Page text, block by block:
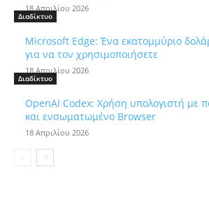
18 Απριλίου 2026
Διαδίκτυο
Microsoft Edge: Ένα εκατομμύριο
για να τον χρησιμοποιήσετε
18 Απριλίου 2026
Διαδίκτυο
OpenAI Codex: Χρήση υπολογιστή με
και ενσωματωμένο Browser
18 Απριλίου 2026